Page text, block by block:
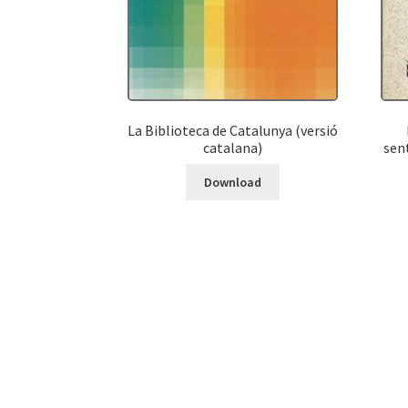
La Biblioteca de Catalunya (versió
catalana)
Download